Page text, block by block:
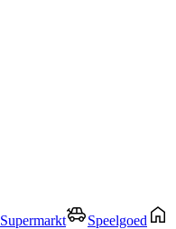
Supermarkt
Speelgoed